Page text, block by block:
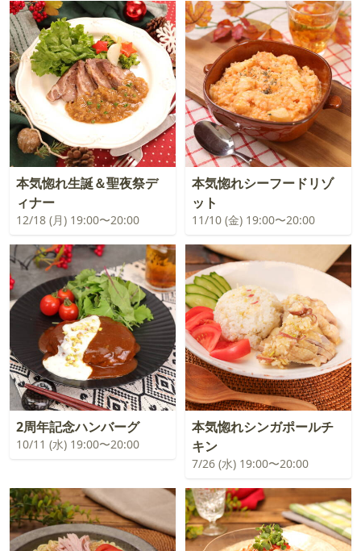
本気惚れ生誕＆聖夜祭デ
ィナー
12/18 (月) 19:00〜20:00
本気惚れシーフードリゾ
ット
11/10 (金) 19:00〜20:00
2周年記念ハンバーグ
10/11 (水) 19:00〜20:00
本気惚れシンガポールチ
キン
7/26 (水) 19:00〜20:00